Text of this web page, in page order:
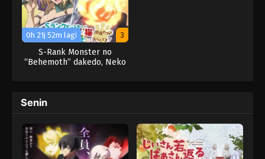
0h 21j 52m lagi 3
S-Rank Monster no
“Behemoth” dakedo, Neko
Senin